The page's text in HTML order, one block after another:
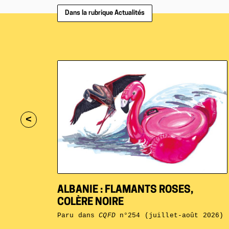
<
Dans la rubrique Actualités
ALBANIE : FLAMANTS ROSES,
COLÈRE NOIRE
Paru dansCQFDn°254 (juillet-août 2026)